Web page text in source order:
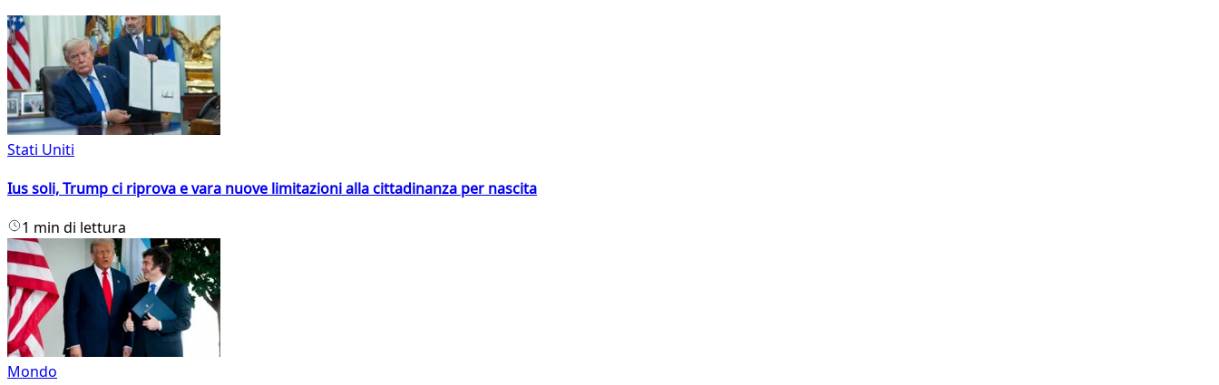
Stati Uniti
Ius soli, Trump ci riprova e vara nuove limitazioni alla cittadinanza per nascita
1 min di lettura
Mondo